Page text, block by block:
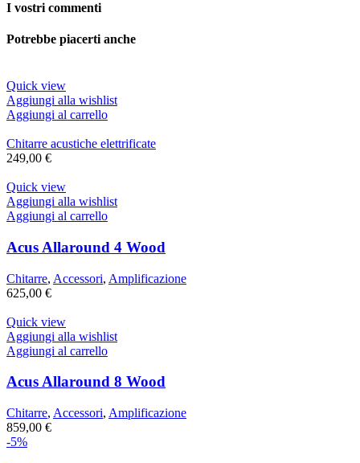
I vostri commenti
Potrebbe piacerti anche
Quick view
Aggiungi alla wishlist
Aggiungi al carrello
Chitarre acustiche elettrificate
249,00 €
Quick view
Aggiungi alla wishlist
Aggiungi al carrello
Acus Allaround 4 Wood
Chitarre, Accessori, Amplificazione
625,00 €
Quick view
Aggiungi alla wishlist
Aggiungi al carrello
Acus Allaround 8 Wood
Chitarre, Accessori, Amplificazione
859,00 €
-5%